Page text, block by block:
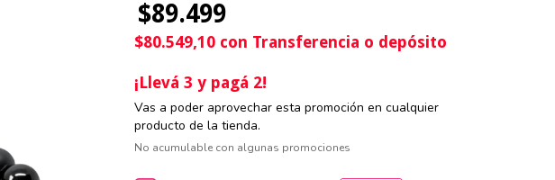
$89.499
$80.549,10 con Transferencia o depósito
¡Llevá 3 y pagá 2!
Vas a poder aprovechar esta promoción en cualquier
producto de la tienda.
No acumulable con algunas promociones